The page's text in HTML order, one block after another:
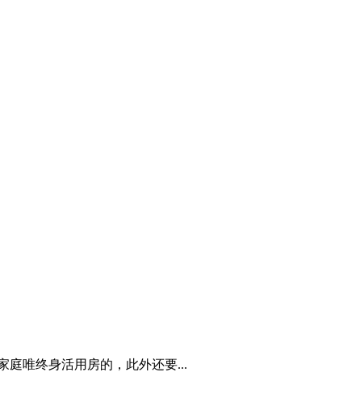
庭唯终身活用房的，此外还要...